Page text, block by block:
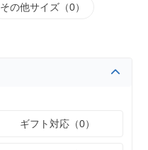
その他サイズ（0）
ギフト対応（0）